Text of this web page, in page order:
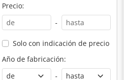
Precio:
-
Solo con indicación de precio
Año de fabricación:
-